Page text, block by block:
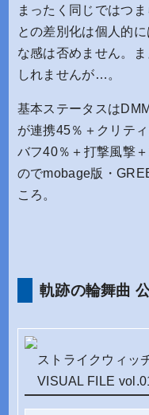
まったく同じではつ
との差別化は個人的
な感は否めません。
しれませんが…。
基本ステータスは
が連携45％＋クリテ
バフ40％＋打撃風撃
のでmobage版・
ころ。
軌跡の輪舞曲
ストライクウィッ
VISUAL FILE